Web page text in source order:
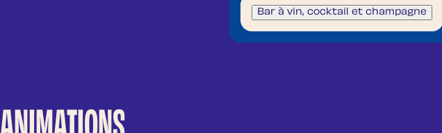
Bar à vin, cocktail et champagne